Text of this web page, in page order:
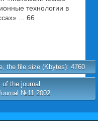
технологии в
... 66
the file size (Kbytes): 4760
the journal
№11 2002